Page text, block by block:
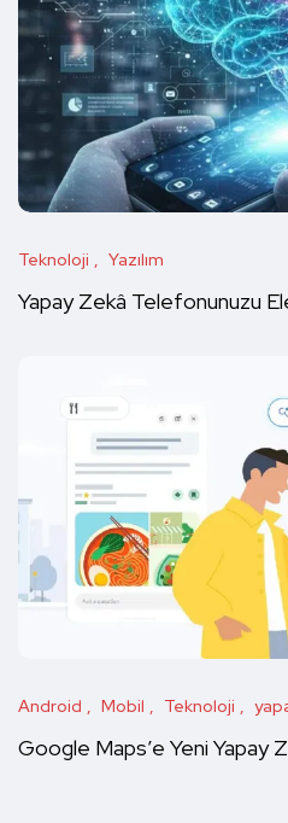
Teknoloji Yazılım
Yapay Zekâ Telefonunuzu
Android Mobil Teknoloji
Google Maps’e Yeni Yapay